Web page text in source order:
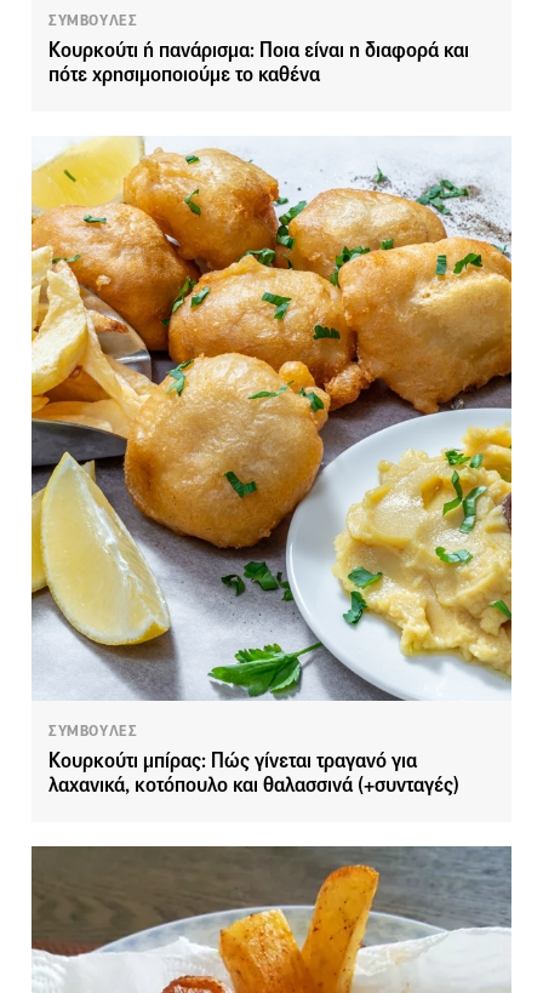
ΣΥΜΒΟΥΛΕΣ
Κουρκούτι ή πανάρισμα: Ποια είναι η διαφορά και
πότε χρησιμοποιούμε το καθένα
ΣΥΜΒΟΥΛΕΣ
Κουρκούτι μπίρας: Πώς γίνεται τραγανό για
λαχανικά, κοτόπουλο και θαλασσινά (+συνταγές)